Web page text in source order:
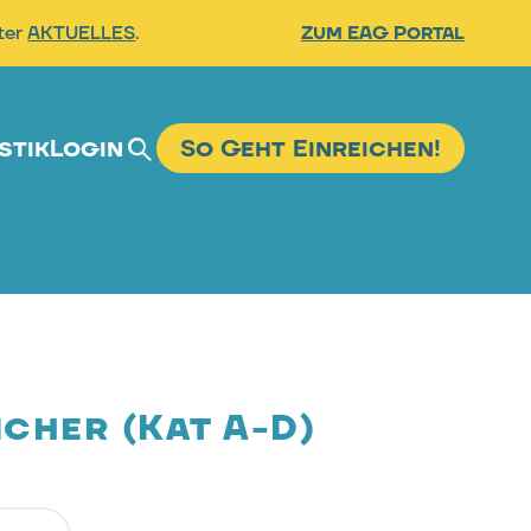
AKTUELLES. Zum EAG Portal
Login SucheSo Geht Einreichen!
(Kat A-D)